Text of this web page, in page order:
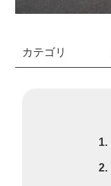
カテゴリ